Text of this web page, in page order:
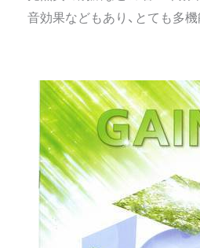
音効果などもあり、とても多機